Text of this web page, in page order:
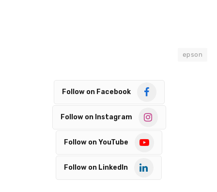
epson
Follow on Facebook
Follow on Instagram
Follow on YouTube
Follow on LinkedIn